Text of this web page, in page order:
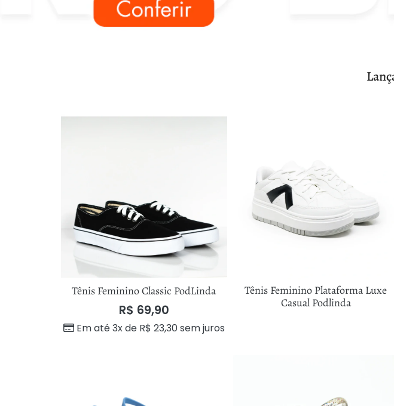
Tênis Feminino Classic PodLinda
R$ 69,90
Em até 3x de R$ 23,30sem juros
Tênis Feminino Plataforma Luxe
Casual Podlinda